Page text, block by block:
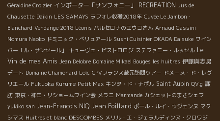
Géraldine Croizier インポーター「サンフォニー」 RECREATION Jus de
Chausette Daikin LES GAMAYS ラフォレ収穫2018年 Cuvée Le Jambon・
Blanchard Vendange 2018 Léonis バルセロナのユウコさん Arnaud Cassini
Nomura Naoko ドミニック・べリュアール Sushi Cuisinier OKADA Daisuke ワイン
バー「ル・サンセール」
キューヴェ・ビストロロジ ステファニー・ルッセル Le
Vin de mes Amis Jean Delobre Domaine Mikael Bouges les huitres 伊藤與志男
デート Domaine Chamonard Loïc CPVフランス蔵元訪問ツアー ドメーヌ・ド・レグ
リエール Fukuoka Kurume Petit Max キンタ・ド・ナポル Saint Aubin QV.g 諏
訪 東京・神田・リショームワイン会 メラニ Marmande カシェットのまさシェフ
yukiko san Jean-Francois NIQ Jean Foillard ポール・ルイ・ウジェンヌ マク
シマス Huitres et blanc DESCOMBES メリル・エ・ジェラルディンヌ・クロワジ